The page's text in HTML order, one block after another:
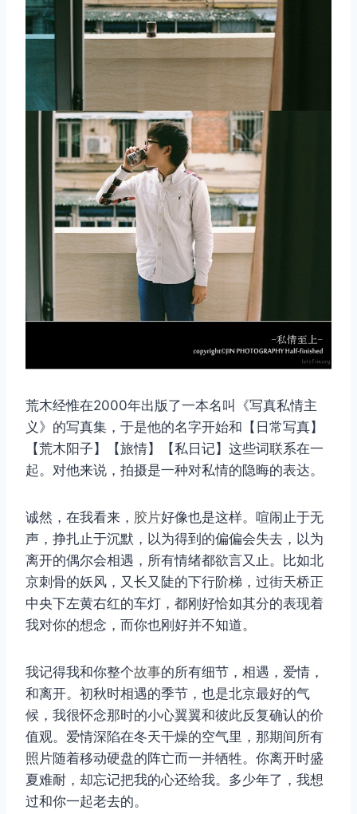
荒木经惟在2000年出版了一本名叫《写真私情主
义》的写真集，于是他的名字开始和【日常写真】
【荒木阳子】【旅情】【私日记】这些词联系在一
起。对他来说，拍摄是一种对私情的隐晦的表达。
诚然，在我看来， 胶片好像也是这样。喧闹止于无
声，挣扎止于沉默，以为得到的偏偏会失去，以为
离开的偶尔会相遇，所有情绪都欲言又止。比如北
京刺骨的妖风，又长又陡的下行阶梯，过街天桥正
中央下左黄右红的车灯，都刚好恰如其分的表现着
我对你的想念，而你也刚好并不知道。
我记得我和你整个故事的所有细节，相遇，爱情，
和离开。初秋时相遇的季节，也是北京最好的气
候，我很怀念那时的小心翼翼和彼此反复确认的价
值观。爱情深陷在冬天干燥的空气里，那期间所有
照片随着移动硬盘的阵亡而一并牺牲。你离开时盛
夏难耐，却忘记把我的心还给我。多少年了，我想
过和你一起老去的。